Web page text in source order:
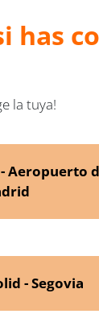
la tuya!
Aeropuerto
- Segovia